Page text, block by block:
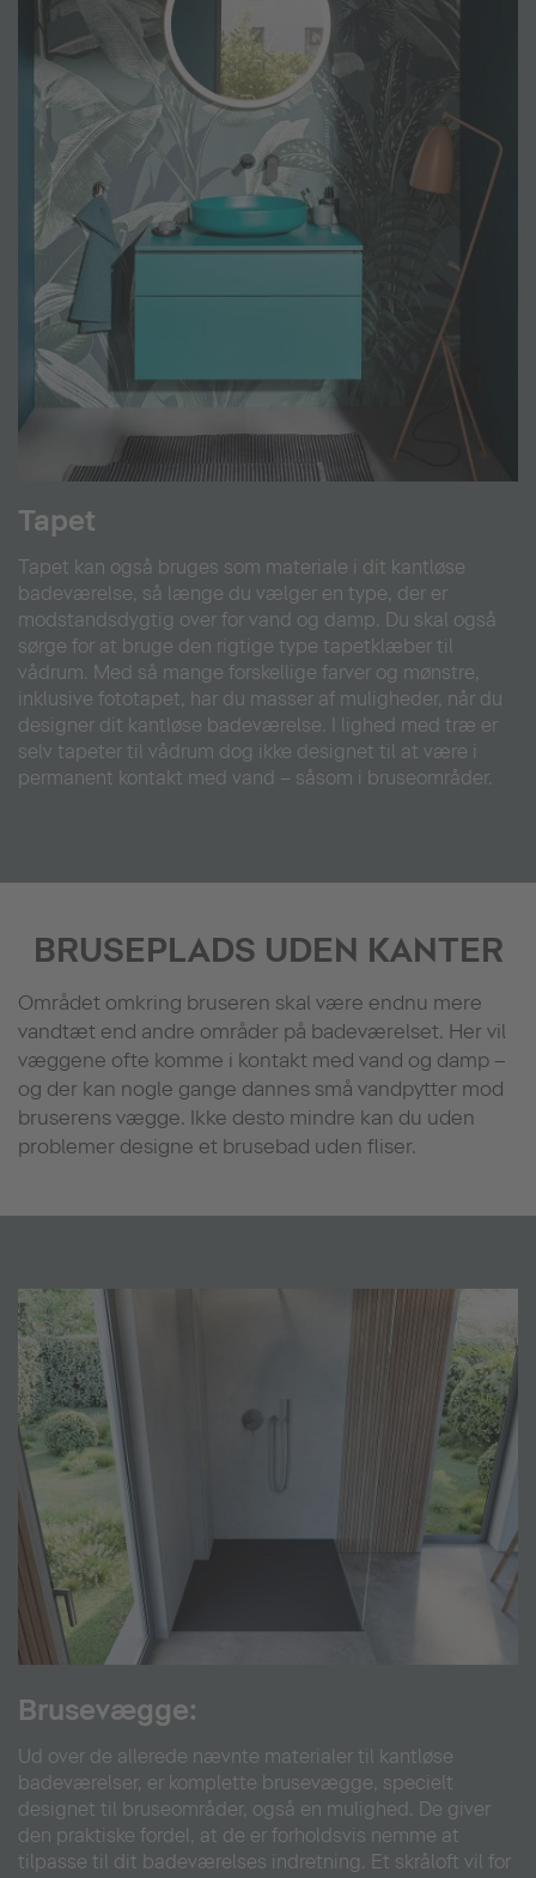
Tapet
Tapet kan også bruges som materiale i dit kantløse
badeværelse, så længe du vælger en type, der er
modstandsdygtig over for vand og damp. Du skal også
sørge for at bruge den rigtige type tapetklæber til
vådrum. Med så mange forskellige farver og mønstre,
inklusive fototapet, har du masser af muligheder, når du
designer dit kantløse badeværelse. I lighed med træ er
selv tapeter til vådrum dog ikke designet til at være i
permanent kontakt med vand – såsom i bruseområder.
BRUSEPLADS UDEN KANTER
Området omkring bruseren skal være endnu mere
vandtæt end andre områder på badeværelset. Her vil
væggene ofte komme i kontakt med vand og damp –
og der kan nogle gange dannes små vandpytter mod
bruserens vægge. Ikke desto mindre kan du uden
problemer designe et brusebad uden fliser.
Brusevægge:
Ud over de allerede nævnte materialer til kantløse
badeværelser, er komplette brusevægge, specielt
designet til bruseområder, også en mulighed. De giver
den praktiske fordel, at de er forholdsvis nemme at
tilpasse til dit badeværelses indretning. Et skråloft vil for